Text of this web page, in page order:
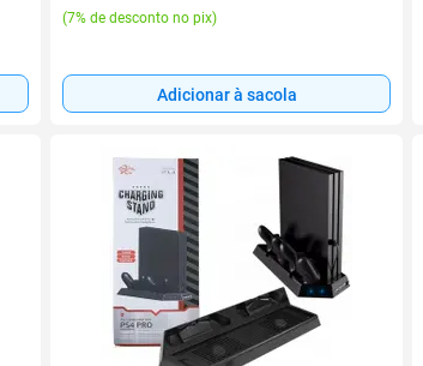
(7% de desconto no pix)
Adicionar à sacola